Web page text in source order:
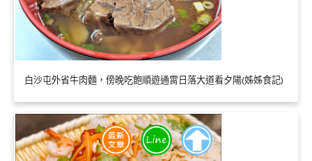
白沙屯外省牛肉麵，傍晚吃飽順遊通霄日落大道看夕陽(姊姊食記)